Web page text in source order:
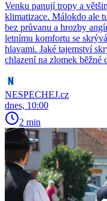
Venku panují tropy a
klimatizace. Málokdo ale
bez průvanu a hrozby
letnímu komfortu se
hlavami. Jaké tajemství
chlazení na zlomek běžné
NESPECHEJ.cz
dnes, 10:00
2 min